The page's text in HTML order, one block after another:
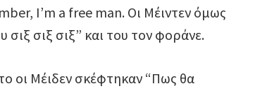
I’m a free man. Οι Μέιντεν όμως
σιξ σιξ” και του τον φοράνε.
οι Μέιδεν σκέφτηκαν “Πως θα